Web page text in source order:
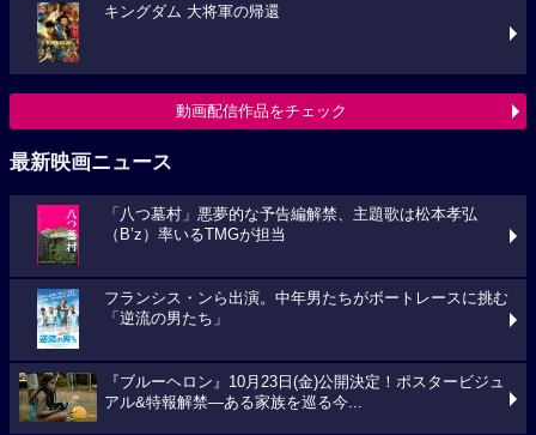
キングダム 大将軍の帰還
動画配信作品をチェック
最新映画ニュース
「八つ墓村」悪夢的な予告編解禁、主題歌は松本孝弘
（B’z）率いるTMGが担当
フランシス・ンら出演。中年男たちがボートレースに挑む
「逆流の男たち」
『ブルーヘロン』10月23日(金)公開決定！ポスタービジュ
アル&特報解禁―ある家族を巡る今...